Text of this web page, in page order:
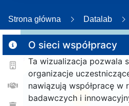
Strona główna Datalab
O sieci współpracy
Ta wizualizacja pozwala
organizacje
nawiązują współpracę w
badawczych i25